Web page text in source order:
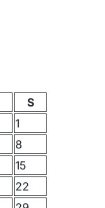
S
1
8
15
22